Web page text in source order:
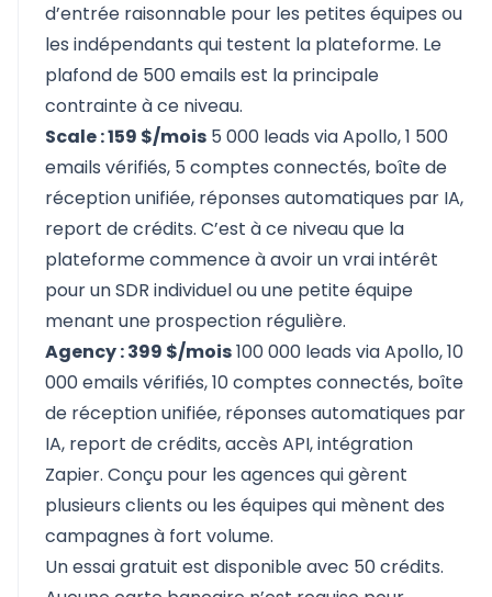
d’entrée raisonnable pour les petites équipes ou
les indépendants qui testent la plateforme. Le
plafond de 500 emails est la principale
contrainte à ce niveau.
Scale : 159 $/mois 5 000 leads via Apollo, 1 500
emails vérifiés, 5 comptes connectés, boîte de
réception unifiée, réponses automatiques par IA,
report de crédits. C’est à ce niveau que la
plateforme commence à avoir un vrai intérêt
pour un SDR individuel ou une petite équipe
menant une prospection régulière.
Agency : 399 $/mois100 000 leads via Apollo, 10
000 emails vérifiés, 10 comptes connectés, boîte
de réception unifiée, réponses automatiques par
IA, report de crédits, accès API, intégration
Zapier. Conçu pour les agences qui gèrent
plusieurs clients ou les équipes qui mènent des
campagnes à fort volume.
Un essai gratuit est disponible avec 50 crédits.